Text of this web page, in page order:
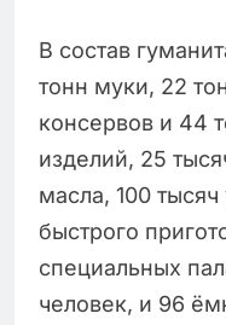
В состав
тонн муки, 22
консервов и 44
изделий, 25
масла, 100
быстрого
специальных
человек, и 96